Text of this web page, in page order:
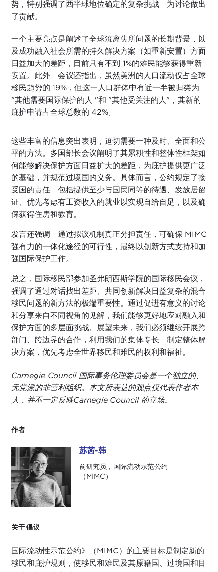
作者
苏茜-韩 苏茜-韩
前研究员，国际流动示范公约
（MIMC）
关于倡议
国际流动性示范公约》（MIMC）的主要目标是制定新的
移民和庇护规则，使移民和难民及其原籍国、过境国和目
势，特别强调了西半球地位确定的复杂挑战，为讨论做出
了贡献。
一个主要亮点是阐述了全球流离失所问题的长期背景，以
及成功融入社会所需的持久解决方案（如重新安置）方面
日益加大的差距，目前只有不到 1%的难民能够获得重新
安置。此外，会议还指出，虽然美洲的人口流动仅占全球
移民趋势的 19%，但这一人口群体中有近一半被归类为
"其他需要国际保护的人 "和 "其他受关注的人"，其新的
庇护申请占全球总数的 42%。
这些丰富的信息突出表明，迫切需要一种及时、全面和公
平的方法。多国部长会议阐明了其累积性和整体性框架如
何能够解决保护方面日益扩大的差距，为庇护提供更广泛
的基础，并规范过境国的义务。具体而言，公约规定了接
受国的责任，包括提供至少与国民同等的待遇、发放居留
证、优先考虑有工资收入的就业以实现自给自足，以及确
保获得住房和教育。
发言还强调，通过拟议机制真正分担责任，可确保 MIMC
强有力的一体化途径的可行性，最终以创新方式支持和加
强国际保护工作。
总之，国际移民部参加圣弗朗西斯学院的国际移民会议，
强调了通过对话找出差距、共同创新解决日益复杂的混合
移民问题的新方法的极端重要性。通过促进有意义的讨论
和分享来自不同视角的见解，我们能够更好地应对融入和
保护方面的多层面挑战。展望未来，我们必须继续开展跨
部门、跨边界的合作，利用我们的集体专长，制定整体解
决方案，优先考虑全世界移民和难民的权利和福祉。
Carnegie Council 国际事务伦理委员会是一个独立的、
无党派的非营利组织。本文所表达的观点仅代表作者本
人，并不一定反映Carnegie Council 的立场。